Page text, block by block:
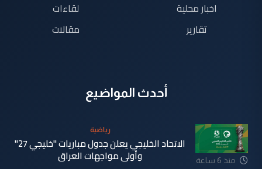
اخبار محلية
تقارير
لقاءات
مقالات
أحدث المواضيع
منذ 6 ساعة
رياضية
الاتحاد الخليجي يعلن جدول مباريات "خليجي 27"
وأولى مواجهات العراق